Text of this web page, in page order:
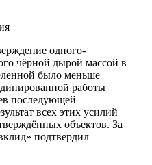
одного-
чёрной дырой массой в
было меньше
работы
последующей
всех этих усилий
объектов. За
подтвердил